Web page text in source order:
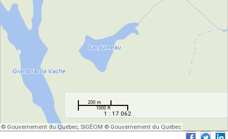
200 m
1000 ft
1 : 17 062
© Gouvernement du Québec, SIGÉOM © Gouvernement du Québec